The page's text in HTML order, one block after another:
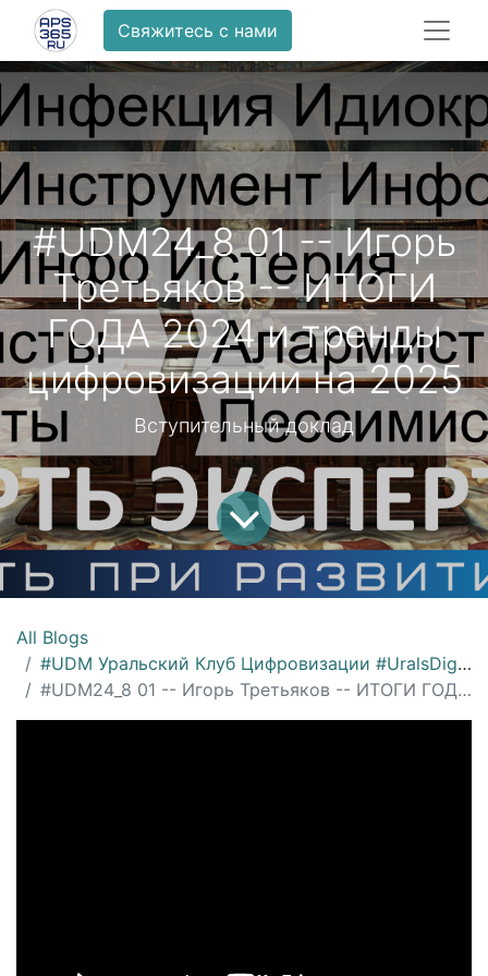
Свяжитесь с нами
#UDM24_8 01 -- Игорь
Третьяков -- ИТОГИ
ГОДА 2024 и тренды
цифровизации на 2025
Вступительный доклад
All Blogs
#UDM Уральский Клуб Цифровизации #UralsDigitalMachinery
#UDM24_8 01 -- Игорь Третьяков -- ИТОГИ ГОДА 2024 и тренды цифровизации на 2025